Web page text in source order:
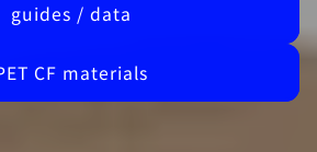
guides / data
CF materials